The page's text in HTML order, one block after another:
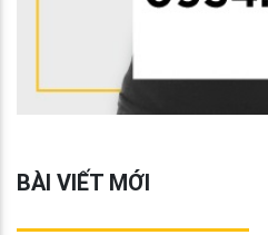
BÀI VIẾT MỚI